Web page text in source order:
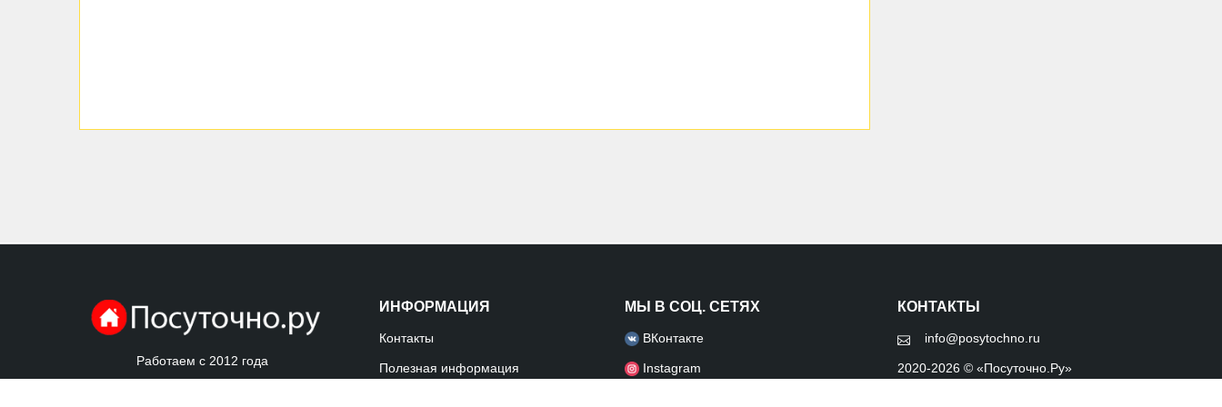
Работаем с 2012 года
ИНФОРМАЦИЯ
Контакты
Полезная информация
МЫ В СОЦ. СЕТЯХ
ВКонтакте
Instagram
КОНТАКТЫ
info@posytochno.ru
2020-2026 © «Посуточно.Ру»